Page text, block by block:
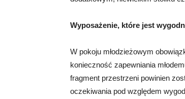
Wyposażenie, które jest
W pokoju młodzieżowym
konieczność zapewniania
fragment przestrzeni powinien
oczekiwania pod względem